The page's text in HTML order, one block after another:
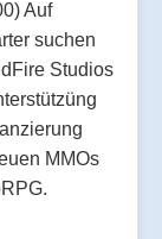
Auf
suchen
Studios
MMOs